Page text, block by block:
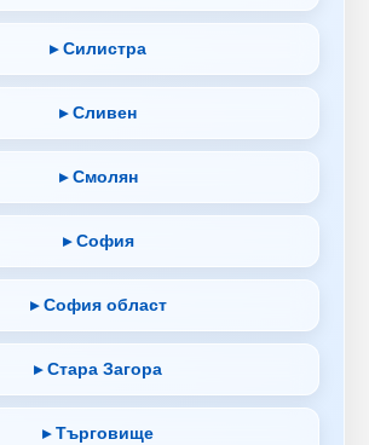
▸ Силистра
▸ Сливен
▸ Смолян
▸ София
▸ София област
▸ Стара Загора
▸ Търговище